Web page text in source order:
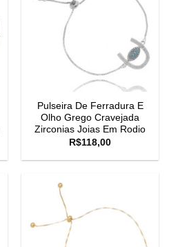
Pulseira De Ferradura E
Olho Grego Cravejada
Zirconias Joias Em Rodio
R$118,00